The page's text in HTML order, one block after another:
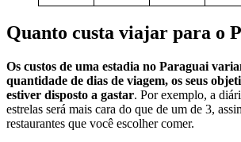
Quanto custa viajar para o
Os custos de uma estadia no Paraguai
quantidade de dias de viagem, os seus
estiver disposto a gastar. Por exemplo, a
estrelas será mais cara do que de um de 3,
restaurantes que você escolher comer.